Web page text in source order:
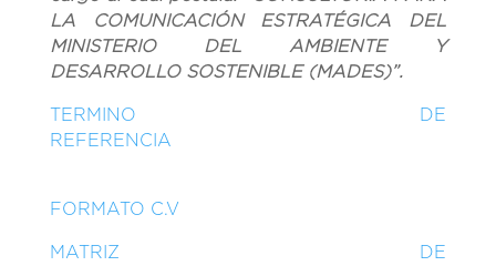
LA COMUNICACIÓN ESTRATÉGICA DEL
MINISTERIO DEL AMBIENTE Y
DESARROLLO SOSTENIBLE (MADES)”.
TERMINO DE
REFERENCIA
FORMATO C.V
MATRIZ DE